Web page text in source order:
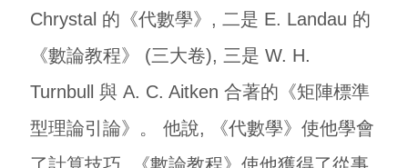
Chrystal 的《代數學》, 二是 E. Landau 的
《數論教程》 (三大卷), 三是 W. H.
Turnbull 與 A. C. Aitken 合著的《矩陣標準
型理論引論》。 他說, 《代數學》使他學會